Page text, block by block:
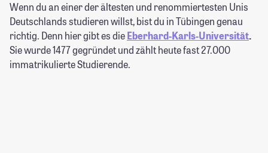
Wenn du an einer der ältesten und renommiertesten Unis
Deutschlands studieren willst, bist du in Tübingen genau
richtig. Denn hier gibt es dieEberhard-Karls-Universität.
Sie wurde 1477 gegründet und zählt heute fast 27.000
immatrikulierte Studierende.